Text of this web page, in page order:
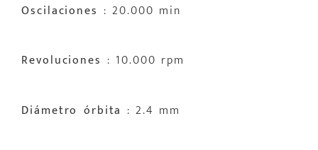
Oscilaciones : 20.000 min
Revoluciones : 10.000 rpm
Diámetro órbita : 2.4 mm